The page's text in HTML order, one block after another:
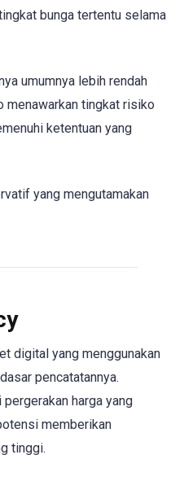
bunga tertentu selama
umumnya lebih rendah
menawarkan tingkat risiko
ketentuan yang
yang mengutamakan
digital yang menggunakan
pencatatannya.
harga yang
memberikan
tinggi.